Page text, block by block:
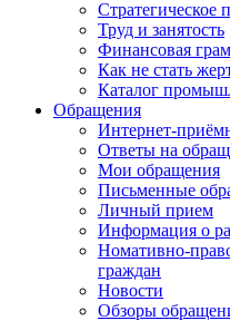
Стратегическое
Труд и занятость
Финансовая
Как не стать
Каталог
Обращения
Интернет-
Ответы на
Мои обращения
Письменные
Личный прием
Информация о
Номативно-
граждан
Новости
Обзоры